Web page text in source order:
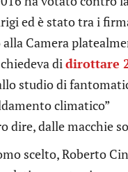
ed è stato tra i
Camera
didirottare
studio di
climatico”
dire, dalle macchie
scelto, Roberto